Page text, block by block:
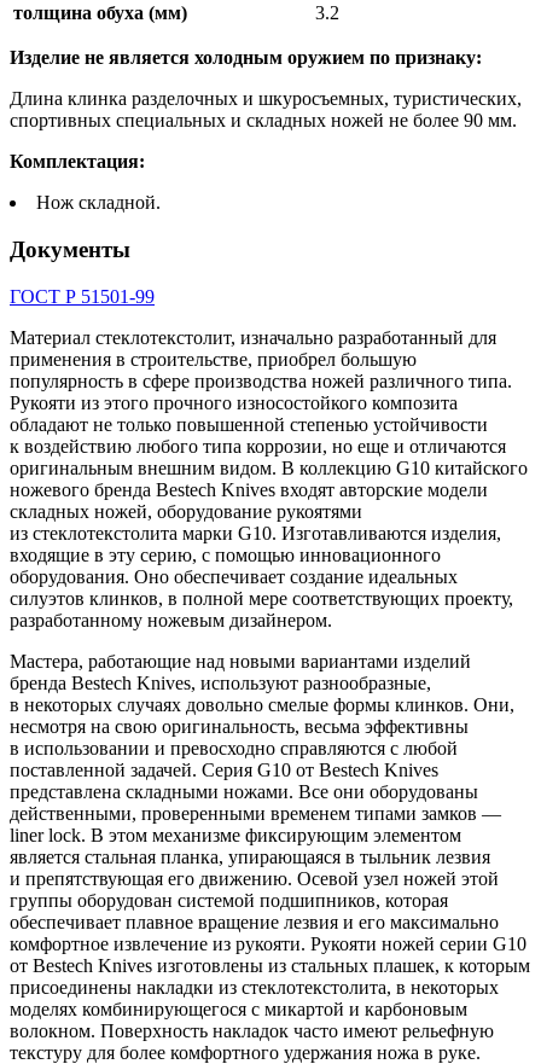
толщина обуха (мм) 3.2
Изделие не является холодным оружием по признаку:
Длина клинка разделочных и шкуросъемных, туристических,
спортивных специальных и складных ножей не более 90 мм.
Комплектация:
Нож складной.
Документы
ГОСТ Р 51501-99
Материал стеклотекстолит, изначально разработанный для
применения в строительстве, приобрел большую
популярность в сфере производства ножей различного типа.
Рукояти из этого прочного износостойкого композита
обладают не только повышенной степенью устойчивости
к воздействию любого типа коррозии, но еще и отличаются
оригинальным внешним видом. В коллекцию G10 китайского
ножевого бренда Bestech Knives входят авторские модели
складных ножей, оборудование рукоятями
из стеклотекстолита марки G10. Изготавливаются изделия,
входящие в эту серию, с помощью инновационного
оборудования. Оно обеспечивает создание идеальных
силуэтов клинков, в полной мере соответствующих проекту,
разработанному ножевым дизайнером.
Мастера, работающие над новыми вариантами изделий
бренда Bestech Knives, используют разнообразные,
в некоторых случаях довольно смелые формы клинков. Они,
несмотря на свою оригинальность, весьма эффективны
в использовании и превосходно справляются с любой
поставленной задачей. Серия G10 от Bestech Knives
представлена складными ножами. Все они оборудованы
действенными, проверенными временем типами замков —
liner lock. В этом механизме фиксирующим элементом
является стальная планка, упирающаяся в тыльник лезвия
и препятствующая его движению. Осевой узел ножей этой
группы оборудован системой подшипников, которая
обеспечивает плавное вращение лезвия и его максимально
комфортное извлечение из рукояти. Рукояти ножей серии G10
от Bestech Knives изготовлены из стальных плашек, к которым
присоединены накладки из стеклотекстолита, в некоторых
моделях комбинирующегося с микартой и карбоновым
волокном. Поверхность накладок часто имеют рельефную
текстуру для более комфортного удержания ножа в руке.